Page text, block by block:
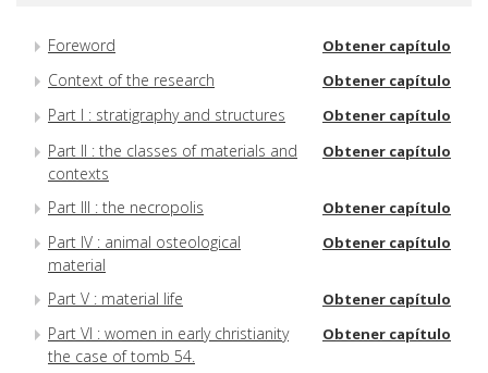
Foreword Obtener capítulo
Context of the research Obtener capítulo
Part I : stratigraphy and structures Obtener capítulo
Part II : the classes of materials and
contexts
Obtener capítulo
Part III : the necropolis Obtener capítulo
Part IV : animal osteological
material
Obtener capítulo
Part V : material life Obtener capítulo
Part VI : women in early christianity
the case of tomb 54.
Obtener capítulo